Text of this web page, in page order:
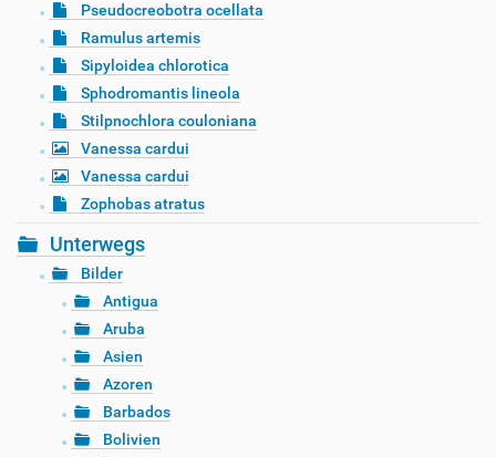
Pseudocreobotra ocellata
Ramulus artemis
Sipyloidea chlorotica
Sphodromantis lineola
Stilpnochlora couloniana
Vanessa cardui
Vanessa cardui
Zophobas atratus
Unterwegs
Bilder
Antigua
Aruba
Asien
Azoren
Barbados
Bolivien